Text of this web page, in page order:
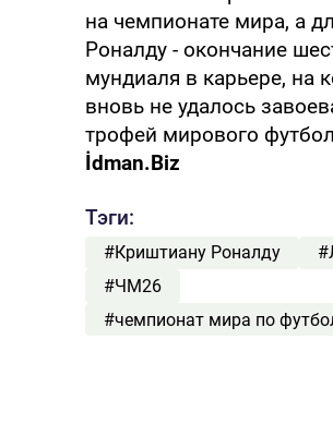
на чемпионате мира, а
Роналду - окончание
мундиаля в карьере, на
вновь не удалось
трофей мирового
İdman.Biz
Тэги:
#Криштиану Роналду
#ЧМ26
#чемпионат мира по